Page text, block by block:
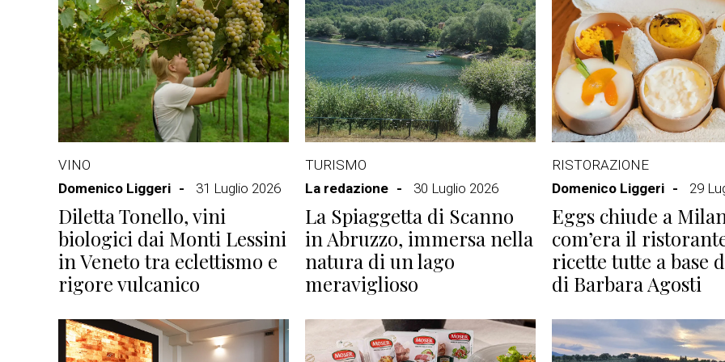
VINO
Domenico Liggeri
31 Luglio 2026
Diletta Tonello, vini
biologici dai Monti Lessini
in Veneto tra eclettismo e
rigore vulcanico
TURISMO
La redazione
30 Luglio 2026
La Spiaggetta di Scanno
in Abruzzo, immersa nella
natura di un lago
meraviglioso
RISTORAZIONE
Domenico Liggeri
29
Eggs chiude a
com’era il
ricette tutte a base
di Barbara Agosti